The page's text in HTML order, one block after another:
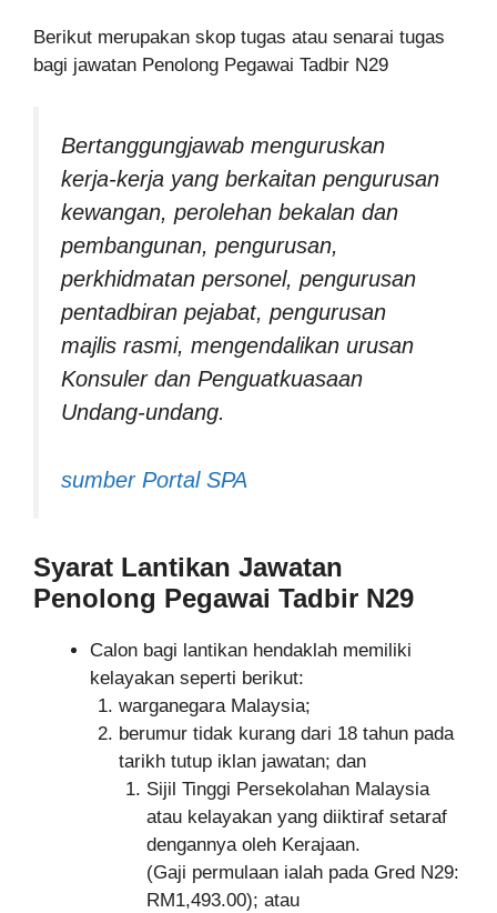
Berikut merupakan skop tugas atau senarai tugas
bagi jawatan Penolong Pegawai Tadbir N29
Bertanggungjawab menguruskan
kerja-kerja yang berkaitan pengurusan
kewangan, perolehan bekalan dan
pembangunan, pengurusan,
perkhidmatan personel, pengurusan
pentadbiran pejabat, pengurusan
majlis rasmi, mengendalikan urusan
Konsuler dan Penguatkuasaan
Undang-undang.
sumber Portal SPA
Syarat Lantikan Jawatan
Penolong Pegawai Tadbir N29
Calon bagi lantikan hendaklah memiliki
kelayakan seperti berikut:
warganegara Malaysia;
berumur tidak kurang dari 18 tahun pada
tarikh tutup iklan jawatan; dan
Sijil Tinggi Persekolahan Malaysia
atau kelayakan yang diiktiraf setaraf
dengannya oleh Kerajaan.
(Gaji permulaan ialah pada Gred N29:
RM1,493.00); atau